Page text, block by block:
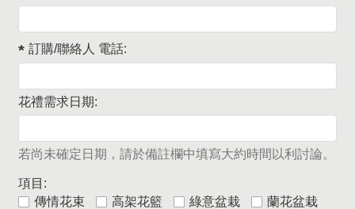
訂購/聯絡人 電話:
花禮需求日期:
若尚未確定日期，請於備註欄中填寫大約時間以利討論。
項目:
傳情花束
高架花籃 綠意盆栽
蘭花盆栽